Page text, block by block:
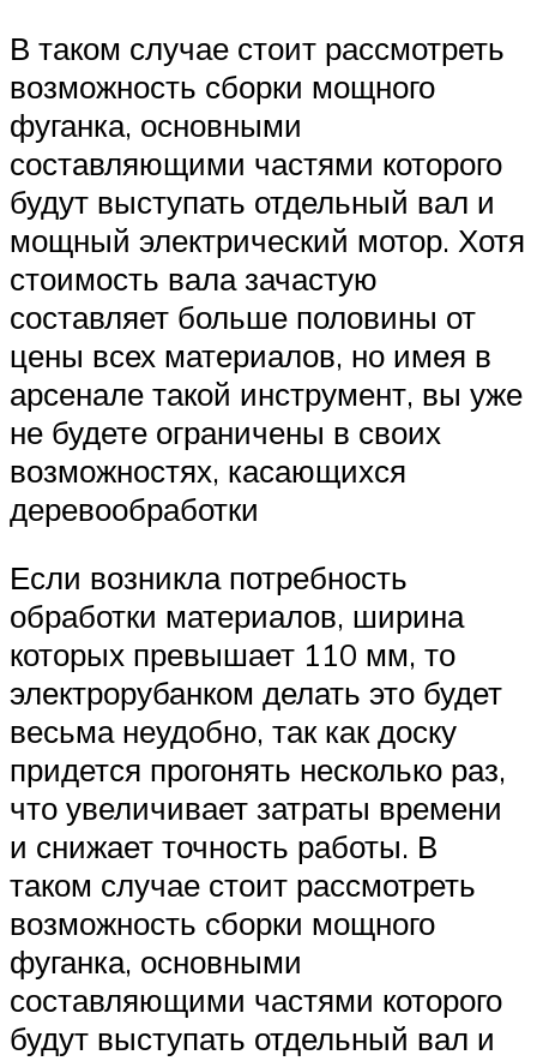
В таком случае стоит рассмотреть
возможность сборки мощного
фуганка, основными
составляющими частями которого
будут выступать отдельный вал и
мощный электрический мотор. Хотя
стоимость вала зачастую
составляет больше половины от
цены всех материалов, но имея в
арсенале такой инструмент, вы уже
не будете ограничены в своих
возможностях, касающихся
деревообработки
Если возникла потребность
обработки материалов, ширина
которых превышает 110 мм, то
электрорубанком делать это будет
весьма неудобно, так как доску
придется прогонять несколько раз,
что увеличивает затраты времени
и снижает точность работы. В
таком случае стоит рассмотреть
возможность сборки мощного
фуганка, основными
составляющими частями которого
будут выступать отдельный вал и